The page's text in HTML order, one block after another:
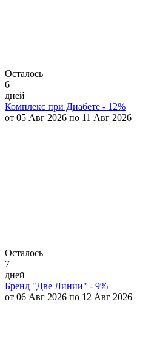
Осталось
6
дней
Комплекс при Диабете - 12%
от 05 Авг 2026 по 11 Авг 2026
Осталось
7
дней
Бренд "Две Линии" - 9%
от 06 Авг 2026 по 12 Авг 2026